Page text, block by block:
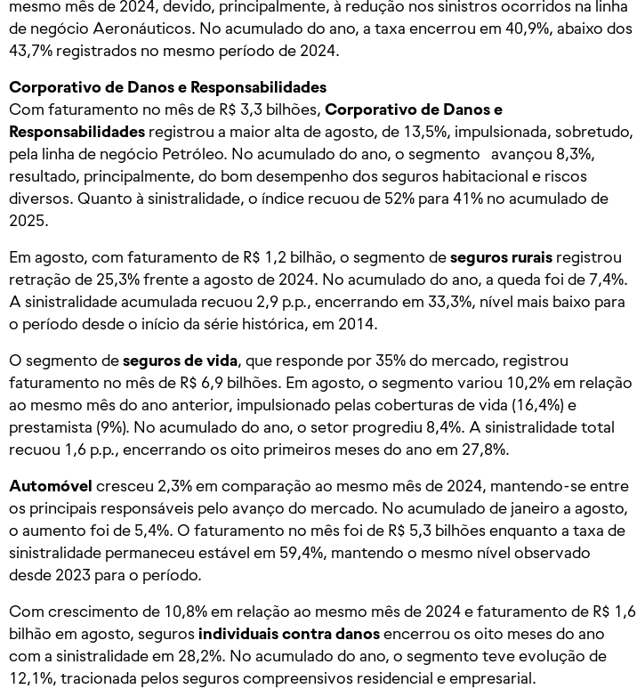
mesmo mês de 2024, devido, principalmente, à redução nos sinistros ocorridos na linha
de negócio Aeronáuticos. No acumulado do ano, a taxa encerrou em 40,9%, abaixo dos
43,7% registrados no mesmo período de 2024.
Corporativo de Danos e Responsabilidades
Com faturamento no mês de R$ 3,3 bilhões, Corporativo de Danos e
Responsabilidades registrou a maior alta de agosto, de 13,5%, impulsionada, sobretudo,
pela linha de negócio Petróleo. No acumulado do ano, o segmento avançou 8,3%,
resultado, principalmente, do bom desempenho dos seguros habitacional e riscos
diversos. Quanto à sinistralidade, o índice recuou de 52% para 41% no acumulado de
2025.
Em agosto, com faturamento de R$ 1,2 bilhão, o segmento deseguros rurais registrou
retração de 25,3% frente a agosto de 2024. No acumulado do ano, a queda foi de 7,4%.
A sinistralidade acumulada recuou 2,9 p.p., encerrando em 33,3%, nível mais baixo para
o período desde o início da série histórica, em 2014.
O segmento deseguros de vida, que responde por 35% do mercado, registrou
faturamento no mês de R$ 6,9 bilhões. Em agosto, o segmento variou 10,2% em relação
ao mesmo mês do ano anterior, impulsionado pelas coberturas de vida (16,4%) e
prestamista (9%). No acumulado do ano, o setor progrediu 8,4%. A sinistralidade total
recuou 1,6 p.p., encerrando os oito primeiros meses do ano em 27,8%.
Automóvel cresceu 2,3% em comparação ao mesmo mês de 2024, mantendo-se entre
os principais responsáveis pelo avanço do mercado. No acumulado de janeiro a agosto,
o aumento foi de 5,4%. O faturamento no mês foi de R$ 5,3 bilhões enquanto a taxa de
sinistralidade permaneceu estável em 59,4%, mantendo o mesmo nível observado
desde 2023 para o período.
Com crescimento de 10,8% em relação ao mesmo mês de 2024 e faturamento de R$ 1,6
bilhão em agosto, segurosindividuais contra danosencerrou os oito meses do ano
com a sinistralidade em 28,2%. No acumulado do ano, o segmento teve evolução de
12,1%, tracionada pelos seguros compreensivos residencial e empresarial.